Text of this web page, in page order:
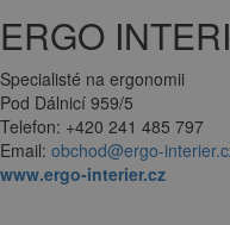
ERGO
Specialisté na ergonomii
Pod Dálnicí 959/5
Telefon: +420 241 485 797
Email: obchod@ergo-
www.ergo-interier.cz